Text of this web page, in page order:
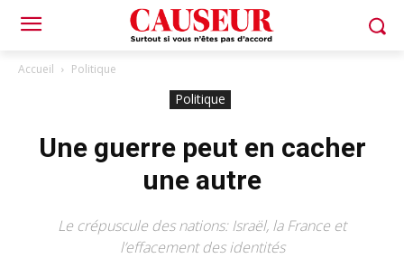
Accueil Politique
Politique
Une guerre peut en cacher
une autre
Le crépuscule des nations: Israël, la France et
l’effacement des identités